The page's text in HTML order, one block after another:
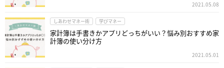
2021.05.08
しあわせマネー術 学びマネー
家計簿は手書きかアプリどっちがいい？悩み別おすすめ家
計簿の使い分け方
2021.05.01